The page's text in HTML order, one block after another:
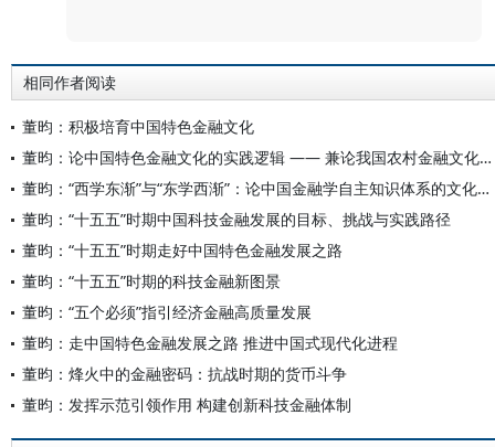
相同作者阅读
董昀：积极培育中国特色金融文化
董昀：论中国特色金融文化的实践逻辑 —— 兼论我国农村金融文化的培育路径
董昀：“西学东渐”与“东学西渐”：论中国金融学自主知识体系的文化根基
董昀：“十五五”时期中国科技金融发展的目标、挑战与实践路径
董昀：“十五五”时期走好中国特色金融发展之路
董昀：“十五五”时期的科技金融新图景
董昀：“五个必须”指引经济金融高质量发展
董昀：走中国特色金融发展之路 推进中国式现代化进程
董昀：烽火中的金融密码：抗战时期的货币斗争
董昀：发挥示范引领作用 构建创新科技金融体制